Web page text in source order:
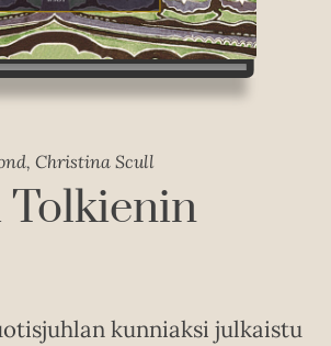
Christina Scull
kunniaksi julkaistu